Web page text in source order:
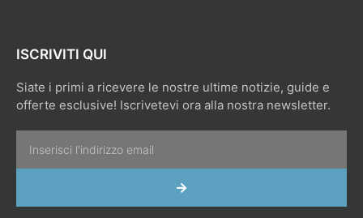
ISCRIVITI QUI
Siate i primi a ricevere le nostre ultime notizie, guide e
offerte esclusive! Iscrivetevi ora alla nostra newsletter.
INVIA